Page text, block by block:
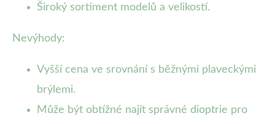
Široký sortiment modelů a velikostí.
Nevýhody:
Vyšší cena ve srovnání s běžnými plaveckými
brýlemi.
Může být obtížné najít správné dioptrie pro